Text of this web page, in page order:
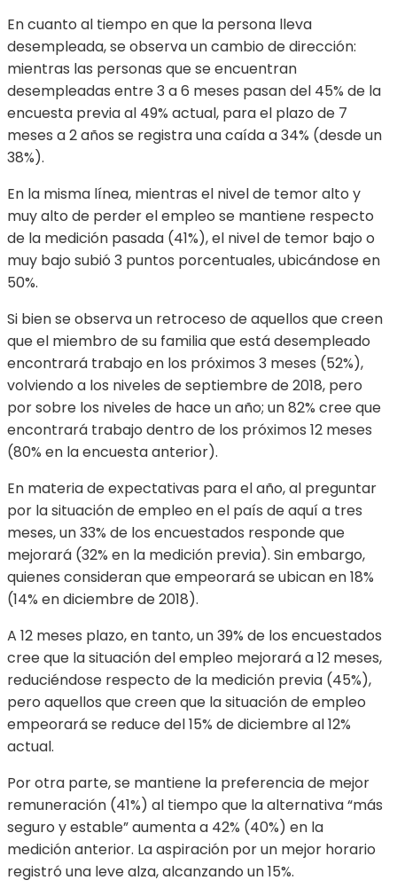
En cuanto al tiempo en que la persona lleva
desempleada, se observa un cambio de dirección:
mientras las personas que se encuentran
desempleadas entre 3 a 6 meses pasan del 45% de la
encuesta previa al 49% actual, para el plazo de 7
meses a 2 años se registra una caída a 34% (desde un
38%).
En la misma línea, mientras el nivel de temor alto y
muy alto de perder el empleo se mantiene respecto
de la medición pasada (41%), el nivel de temor bajo o
muy bajo subió 3 puntos porcentuales, ubicándose en
50%.
Si bien se observa un retroceso de aquellos que creen
que el miembro de su familia que está desempleado
encontrará trabajo en los próximos 3 meses (52%),
volviendo a los niveles de septiembre de 2018, pero
por sobre los niveles de hace un año; un 82% cree que
encontrará trabajo dentro de los próximos 12 meses
(80% en la encuesta anterior).
En materia de expectativas para el año, al preguntar
por la situación de empleo en el país de aquí a tres
meses, un 33% de los encuestados responde que
mejorará (32% en la medición previa). Sin embargo,
quienes consideran que empeorará se ubican en 18%
(14% en diciembre de 2018).
A 12 meses plazo, en tanto, un 39% de los encuestados
cree que la situación del empleo mejorará a 12 meses,
reduciéndose respecto de la medición previa (45%),
pero aquellos que creen que la situación de empleo
empeorará se reduce del 15% de diciembre al 12%
actual.
Por otra parte, se mantiene la preferencia de mejor
remuneración (41%) al tiempo que la alternativa “más
seguro y estable” aumenta a 42% (40%) en la
medición anterior. La aspiración por un mejor horario
registró una leve alza, alcanzando un 15%.